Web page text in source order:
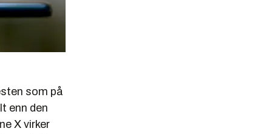
som på
enn den
X virker